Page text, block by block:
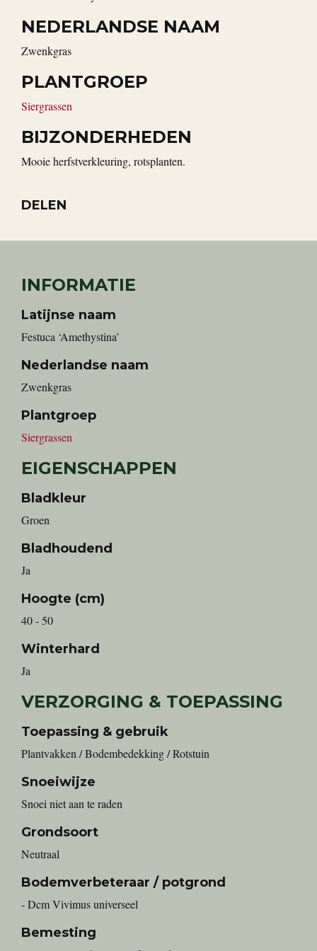
NEDERLANDSE NAAM
Zwenkgras
PLANTGROEP
Siergrassen
BIJZONDERHEDEN
Mooie herfstverkleuring, rotsplanten.
DELEN
INFORMATIE
Latijnse naam
Festuca ‘Amethystina’
Nederlandse naam
Zwenkgras
Plantgroep
Siergrassen
EIGENSCHAPPEN
Bladkleur
Groen
Bladhoudend
Ja
Hoogte (cm)
40 - 50
Winterhard
Ja
VERZORGING & TOEPASSING
Toepassing & gebruik
Plantvakken / Bodembedekking / Rotstuin
Snoeiwijze
Snoei niet aan te raden
Grondsoort
Neutraal
Bodemverbeteraar / potgrond
- Dcm Vivimus universeel
Bemesting